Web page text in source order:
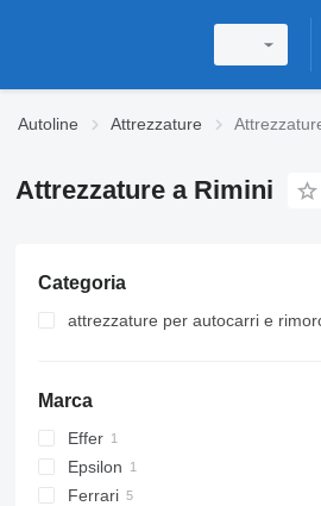
Autoline Attrezzature
Attrezzature a Rimini
Categoria
attrezzature per autocarri e
Marca
Effer
35
Epsilon
Q-series
Ferrari